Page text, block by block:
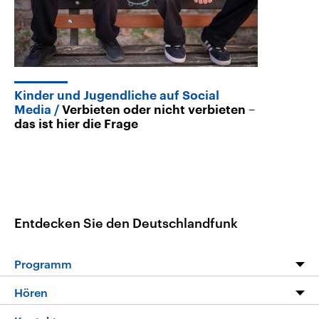
Kinder und Jugendliche auf Social
Media
Verbieten oder nicht verbieten –
das ist hier die Frage
Entdecken Sie den Deutschlandfunk
Programm
Programm
Hören